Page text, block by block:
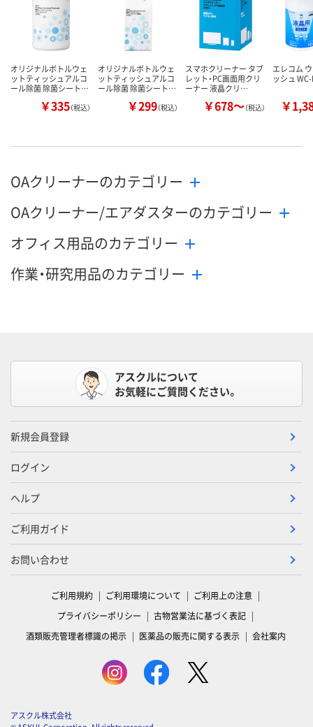
オリジナルボトルウェ
ットティッシュアルコ
ール除菌 除菌シート…
￥335（税込）
オリジナルボトルウェ
ットティッシュアルコ
ール除菌 除菌シート…
￥299（税込）
スマホクリーナー タブ
レット・PC画面用クリ
ーナー 液晶クリ…
￥678～（税込）
エレコム
ッシュ
￥
OAクリーナーのカテゴリー
OAクリーナー/エアダスターのカテゴリー
オフィス用品のカテゴリー
作業・研究用品のカテゴリー
アスクルについて
お気軽にご質問ください。
新規会員登録
ログイン
ヘルプ
ご利用ガイド
お問い合わせ
ご利用規約 ご利用環境について
ご利用上の注意
プライバシーポリシー
古物営業法に基づく表記
酒類販売管理者標識の掲示
医薬品の販売に関する表示 会社案内
アスクル株式会社